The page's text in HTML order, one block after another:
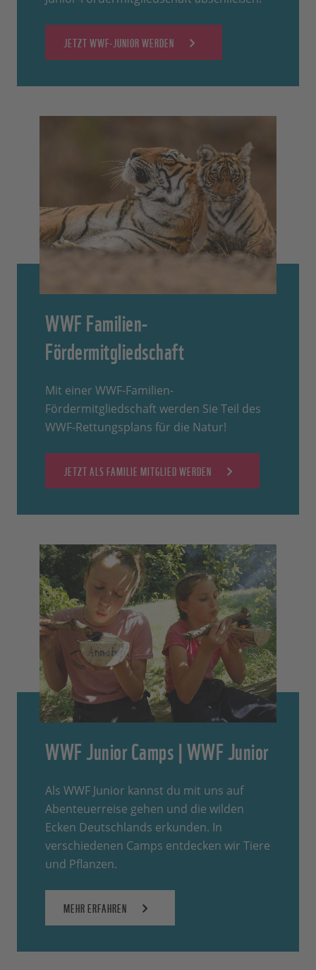
JETZT WWF-JUNIOR WERDEN
WWF Familien-
Fördermitgliedschaft
Mit einer WWF-Familien-
Fördermitgliedschaft werden Sie Teil des
WWF-Rettungsplans für die Natur!
JETZT ALS FAMILIE MITGLIED WERDEN
WWF Junior Camps | WWF Junior
Als WWF Junior kannst du mit uns auf
Abenteuerreise gehen und die wilden
Ecken Deutschlands erkunden. In
verschiedenen Camps entdecken wir Tiere
und Pflanzen.
MEHR ERFAHREN